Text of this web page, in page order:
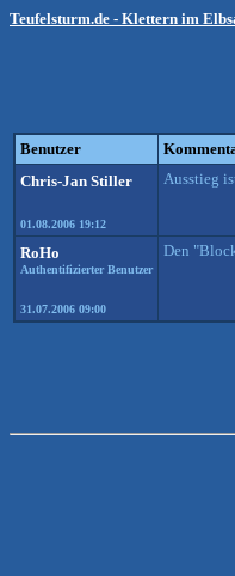
Teufelsturm.de - Klettern im
Benutzer
Chris-Jan Stiller
01.08.2006 19:12
Ausstieg
RoHo
Authentifizierter Benutzer
31.07.2006 09:00
Den